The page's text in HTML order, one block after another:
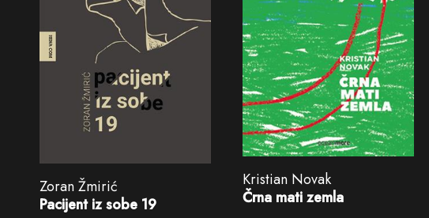
Zoran Žmirić
Pacijent iz sobe 19
Kristian Novak
Črna mati zemla